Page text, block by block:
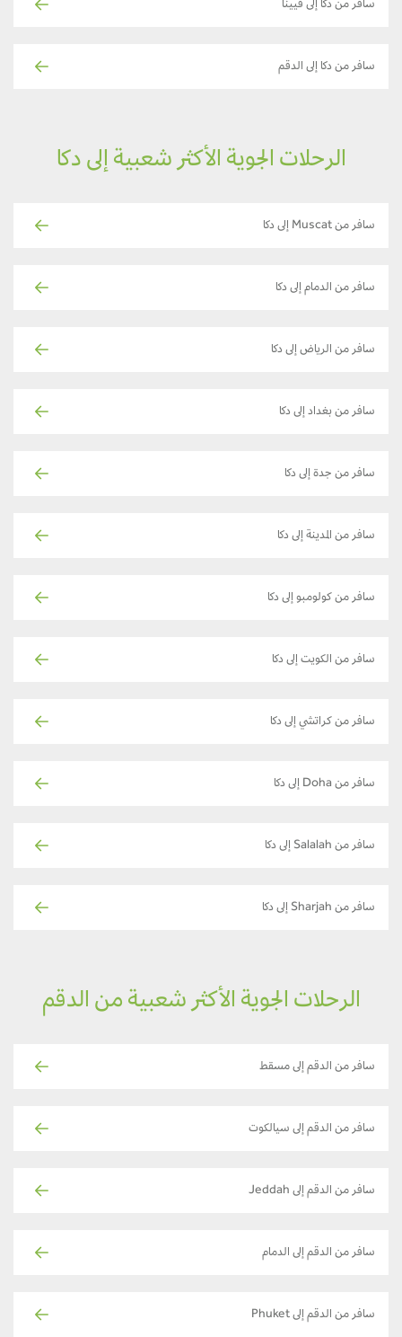
سافر من دكا إلى فيينا
سافر من دكا إلى الدقم
الرحلات الجوية الأكثر شعبية إلى دكا
سافر من Muscat إلى دكا
سافر من الدمام إلى دكا
سافر من الرياض إلى دكا
سافر من بغداد إلى دكا
سافر من جدة إلى دكا
سافر من المدينة إلى دكا
سافر من كولومبو إلى دكا
سافر من الكويت إلى دكا
سافر من كراتشي إلى دكا
سافر من Doha إلى دكا
سافر من Salalah إلى دكا
سافر من Sharjah إلى دكا
الرحلات الجوية الأكثر شعبية من الدقم
سافر من الدقم إلى مسقط
سافر من الدقم إلى سيالكوت
سافر من الدقم إلى Jeddah
سافر من الدقم إلى الدمام
سافر من الدقم إلى Phuket